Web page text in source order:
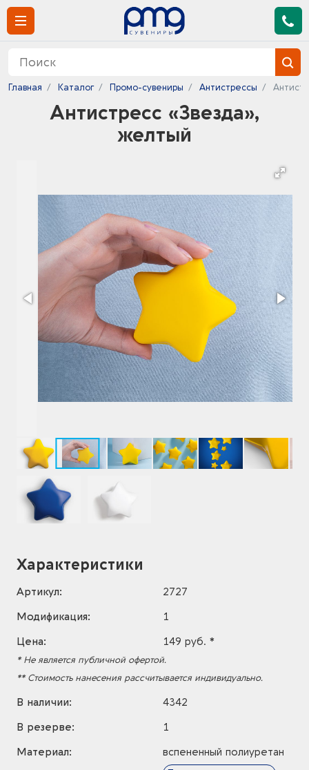
Главная Каталог Промо-сувениры Антистрессы
Антистресс «Звезда»,
желтый
Характеристики
Артикул:
2727
Модификация:
1
Цена:
149 руб. *
* Не является публичной офертой.
** Стоимость нанесения рассчитывается индивидуально.
В наличии:
4342
В резерве:
1
Материал:
вспененный полиуретан